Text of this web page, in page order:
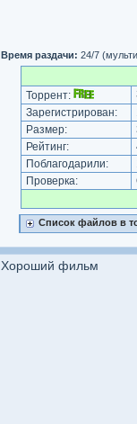
Время раздачи: 24/7
Торрент:
Зарегистрирован:
Размер:
Рейтинг:
Поблагодарили:
Проверка:
Список файлов в
Хороший фильм